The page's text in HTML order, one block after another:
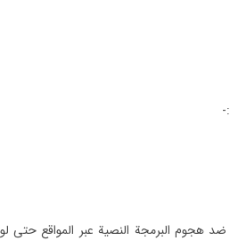
البرمجة النصية عبر المواقع حتى